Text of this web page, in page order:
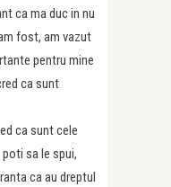
ca ma duc in nu
fost, am vazut
pentru mine
ca sunt
ca sunt cele
sa le spui,
ca au dreptul